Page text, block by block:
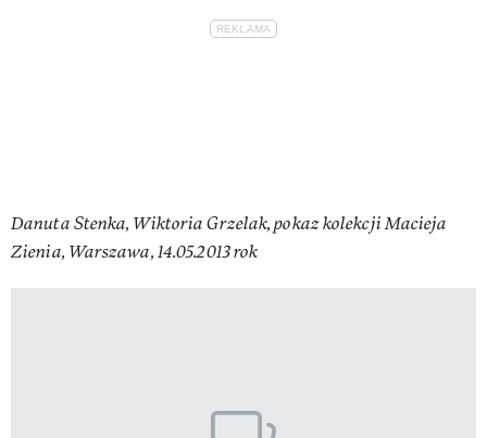
Danuta Stenka, Wiktoria Grzelak, pokaz kolekcji Macieja
Zienia, Warszawa, 14.05.2013 rok